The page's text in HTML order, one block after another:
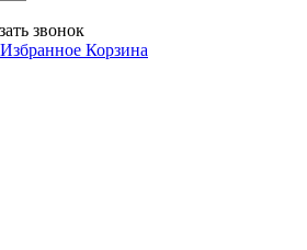
звонок
Избранное Корзина